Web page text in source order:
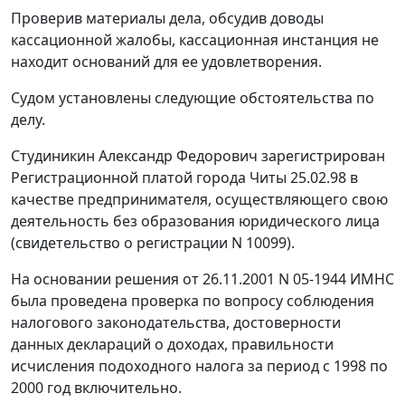
Проверив материалы дела, обсудив доводы
кассационной жалобы, кассационная инстанция не
находит оснований для ее удовлетворения.
Судом установлены следующие обстоятельства по
делу.
Студиникин Александр Федорович зарегистрирован
Регистрационной платой города Читы 25.02.98 в
качестве предпринимателя, осуществляющего свою
деятельность без образования юридического лица
(свидетельство о регистрации N 10099).
На основании решения от 26.11.2001 N 05-1944 ИМНС
была проведена проверка по вопросу соблюдения
налогового законодательства, достоверности
данных деклараций о доходах, правильности
исчисления подоходного налога за период с 1998 по
2000 год включительно.